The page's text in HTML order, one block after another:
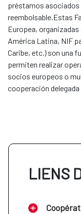
préstamos asociados
reembolsable.Estas
Europea,
América Latina, NIF
Caribe, etc.) son una
permiten realizar
socios europeos o
cooperación
LIENS